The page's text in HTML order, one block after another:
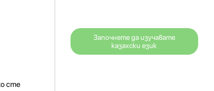
сте
Започнете да изучавате
казахски език